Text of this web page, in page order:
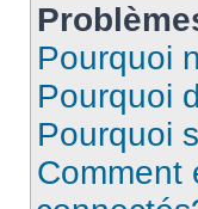
Pourquoi
Pourquoi
Pourquoi
Comment